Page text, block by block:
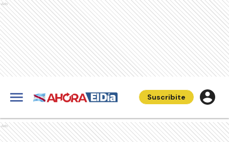
Ads
Suscribite
Ads